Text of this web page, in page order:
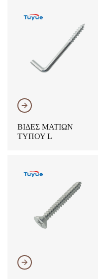
𐃔
ΒΊΔΕΣ ΜΑΤΙΏΝ
ΤΎΠΟΥ L
𐃔